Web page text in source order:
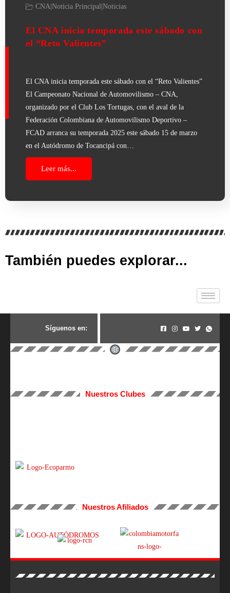
CNA|Noticia Principal|Noticias
El CNA inicia temporada este sábado con
el “Reto Valientes”
El CNA inicia temporada este sábado con el “Reto Valientes”
El Campeonato Nacional de Automovilismo – CNA,
organizado por el Club Los Tortugas, con el aval de la
Federación Colombiana de Automovilismo Deportivo –
FCAD arranca su temporada 2025 este sábado 15 de marzo
en el Autódromo de Tocancipá con…
Leer más...
También puedes explorar...
Síguenos en:
Nuestros Clubes
Nuestros Afiliados